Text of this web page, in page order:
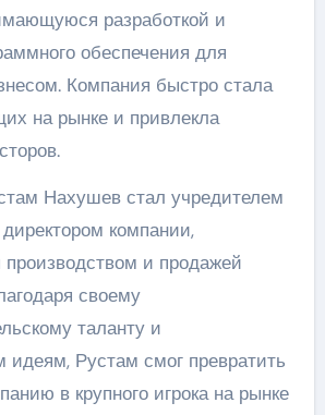
разработкой и
обеспечения для
Компания быстро стала
на рынке и привлекла
Нахушев стал учредителем
компании,
и продажей
своему
таланту и
идеям, Рустам смог превратить
в крупного игрока на рынке